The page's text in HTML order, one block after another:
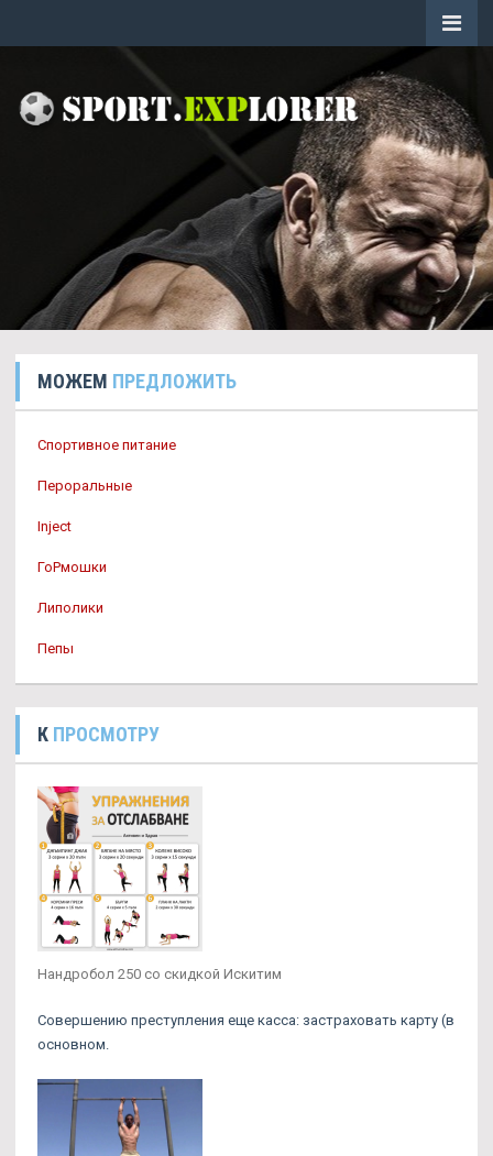
МОЖЕМ ПРЕДЛОЖИТЬ
Спортивное питание
Пероральные
Inject
ГоРмошки
Липолики
Пепы
К ПРОСМОТРУ
Нандробол 250 со скидкой Искитим
Совершению преступления еще касса: застраховать карту (в
основном.